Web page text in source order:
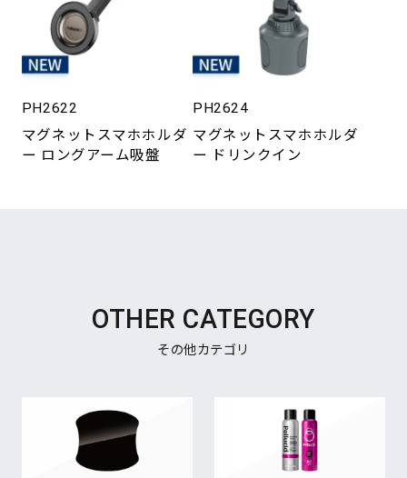
PH2622
マグネットスマホホルダ
ー ロングアーム吸盤
PH2624
マグネットスマホホルダ
ー ドリンクイン
OTHER CATEGORY
その他カテゴリ